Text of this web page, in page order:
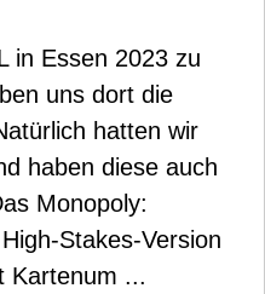
in Essen 2023 zu
uns dort die
hatten wir
haben diese auch
Monopoly:
Stakes-Version
Kartenum ...